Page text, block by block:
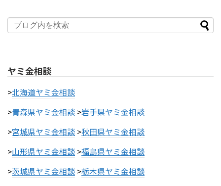
ヤミ金相談
>北海道ヤミ金相談
>青森県ヤミ金相談 >岩手県ヤミ金相談
>宮城県ヤミ金相談 >秋田県ヤミ金相談
>山形県ヤミ金相談 >福島県ヤミ金相談
>茨城県ヤミ金相談 >栃木県ヤミ金相談